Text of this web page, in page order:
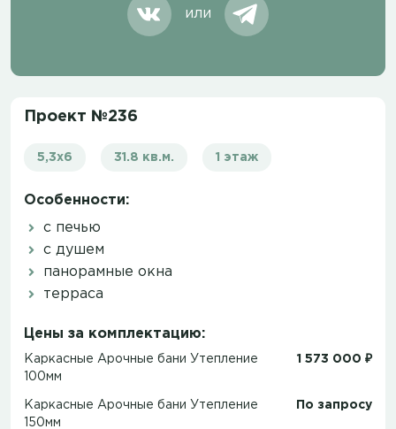
или
Проект №236
5,3х6 31.8 кв.м. 1 этаж
Особенности:
с печью
с душем
панорамные окна
терраса
Цены за комплектацию:
Каркасные Арочные бани Утепление
100мм
1 573 000 ₽
Каркасные Арочные бани Утепление
150мм
По запросу